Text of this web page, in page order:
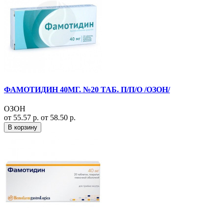
ФАМОТИДИН 40МГ. №20 ТАБ. П/П/О /ОЗОН/
ОЗОН
от 55.57 р. от 58.50 р.
В корзину